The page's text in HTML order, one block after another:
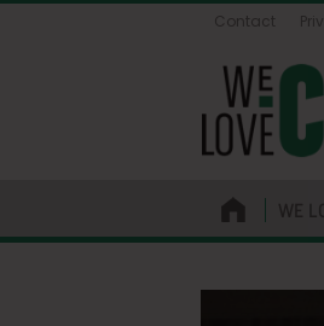
Contact
WE